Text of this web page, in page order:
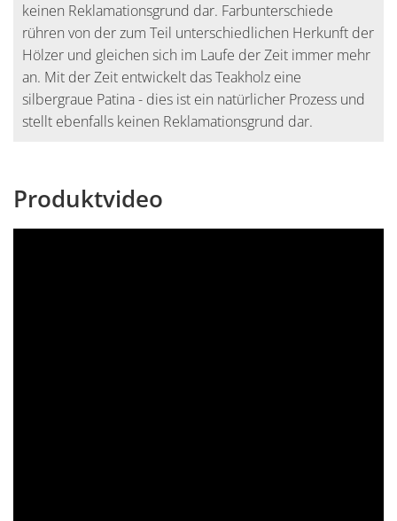
keinen Reklamationsgrund dar. Farbunterschiede
rühren von der zum Teil unterschiedlichen Herkunft der
Hölzer und gleichen sich im Laufe der Zeit immer mehr
an. Mit der Zeit entwickelt das Teakholz eine
silbergraue Patina - dies ist ein natürlicher Prozess und
stellt ebenfalls keinen Reklamationsgrund dar.
Produktvideo